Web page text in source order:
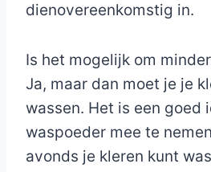
dienovereenkomstig in.
Is het mogelijk om
Ja, maar dan moet je je
wassen. Het is een goed
waspoeder mee te
avonds je kleren kunt